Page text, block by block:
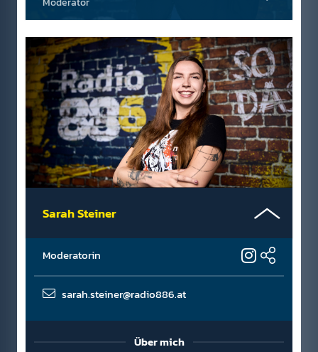
Sarah Steiner
Moderatorin
sarah.steiner@radio886.at
Über mich